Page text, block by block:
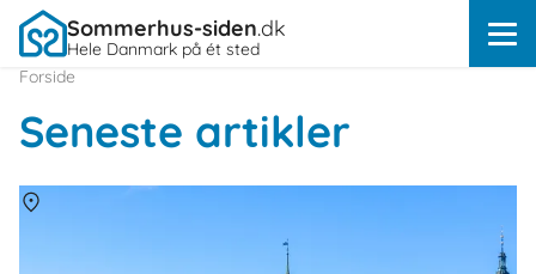
Sommerhus-siden.dk
Hele Danmark på ét sted
Forside
Seneste artikler